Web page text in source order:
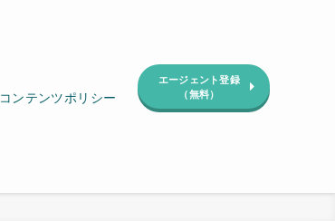
コンテンツポリシー
エージェント登録
（無料）